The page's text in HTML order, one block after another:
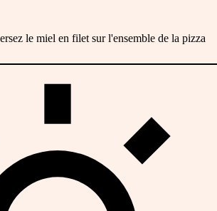
le miel en filet sur l'ensemble de la pizza